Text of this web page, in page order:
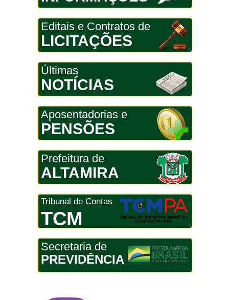
Editais e Contratos de
LICITAÇÕES
Últimas
NOTÍCIAS
Aposentadorias e
PENSÕES
Prefeitura de
ALTAMIRA
Tribunal de Contas
TCM
Secretaria de
PREVIDÊNCIA